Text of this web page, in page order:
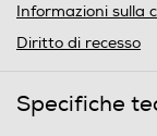
Informazioni sulla
Diritto di recesso
Specifiche